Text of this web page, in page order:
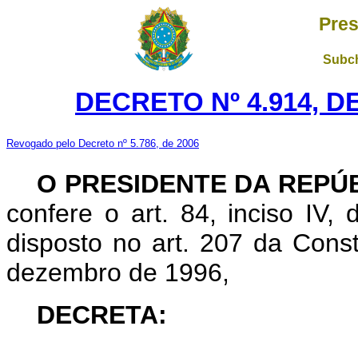
DECRETO Nº 4.914,
Revogado pelo Decreto nº 5.786, de 2006
O PRESIDENTE DA
confere o art. 84, inciso IV,
disposto no art. 207 da
dezembro de 1996,
DECRETA: